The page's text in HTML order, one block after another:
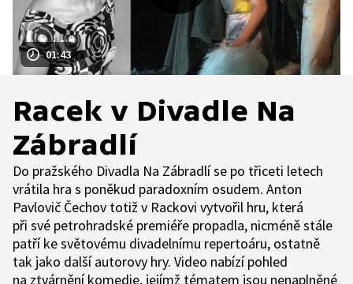
01:43
Racek v Divadle Na
Zábradlí
Do pražského Divadla Na Zábradlí se po třiceti letech
vrátila hra s poněkud paradoxním osudem. Anton
Pavlovič Čechov totiž v Rackovi vytvořil hru, která
při své petrohradské premiéře propadla, nicméně stále
patří ke světovému divadelnímu repertoáru, ostatně
tak jako další autorovy hry. Video nabízí pohled
na ztvárnění komedie, jejímž tématem jsou nenaplněné